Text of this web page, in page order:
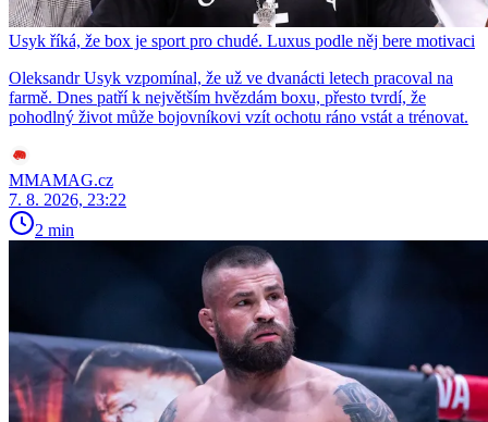
Usyk říká, že box je sport pro chudé. Luxus podle něj bere motivaci
Oleksandr Usyk vzpomínal, že už ve dvanácti letech pracoval na
farmě. Dnes patří k největším hvězdám boxu, přesto tvrdí, že
pohodlný život může bojovníkovi vzít ochotu ráno vstát a trénovat.
MMAMAG.cz
7. 8. 2026, 23:22
2 min